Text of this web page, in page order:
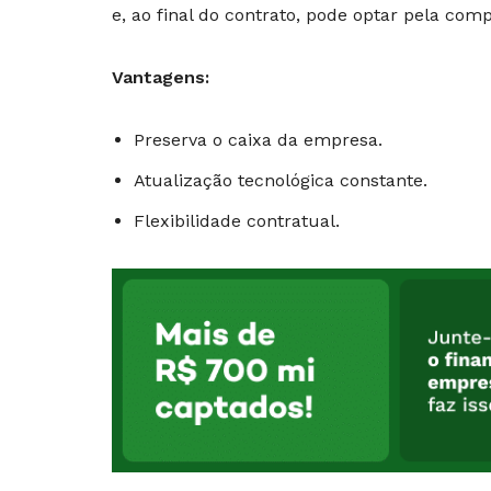
e, ao final do contrato, pode optar pela
Vantagens:
Preserva o caixa da empresa.
Atualização tecnológica constante.
Flexibilidade contratual.